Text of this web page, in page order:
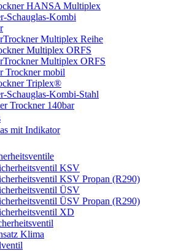
HANSA Multiplex
Schauglas-Kombi
Multiplex Reihe
Multiplex ORFS
Multiplex ORFS
Trockner mobil
Triplex®
Schauglas-Kombi-Stahl
Trockner 140bar
mit Indikator
KSV
KSV Propan (R290)
ÜSV
ÜSV Propan (R290)
XD
Klima